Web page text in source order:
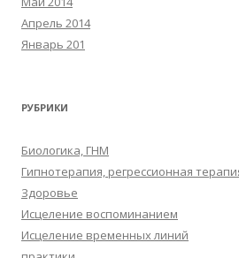
Апрель 2014
Январь 201
РУБРИКИ
Биологика, ГНМ
Гипнотерапия, регрессионная
Здоровье
Исцеление воспоминанием
Исцеление временных линий